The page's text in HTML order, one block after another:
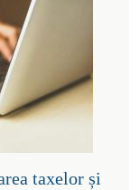
taxelor și